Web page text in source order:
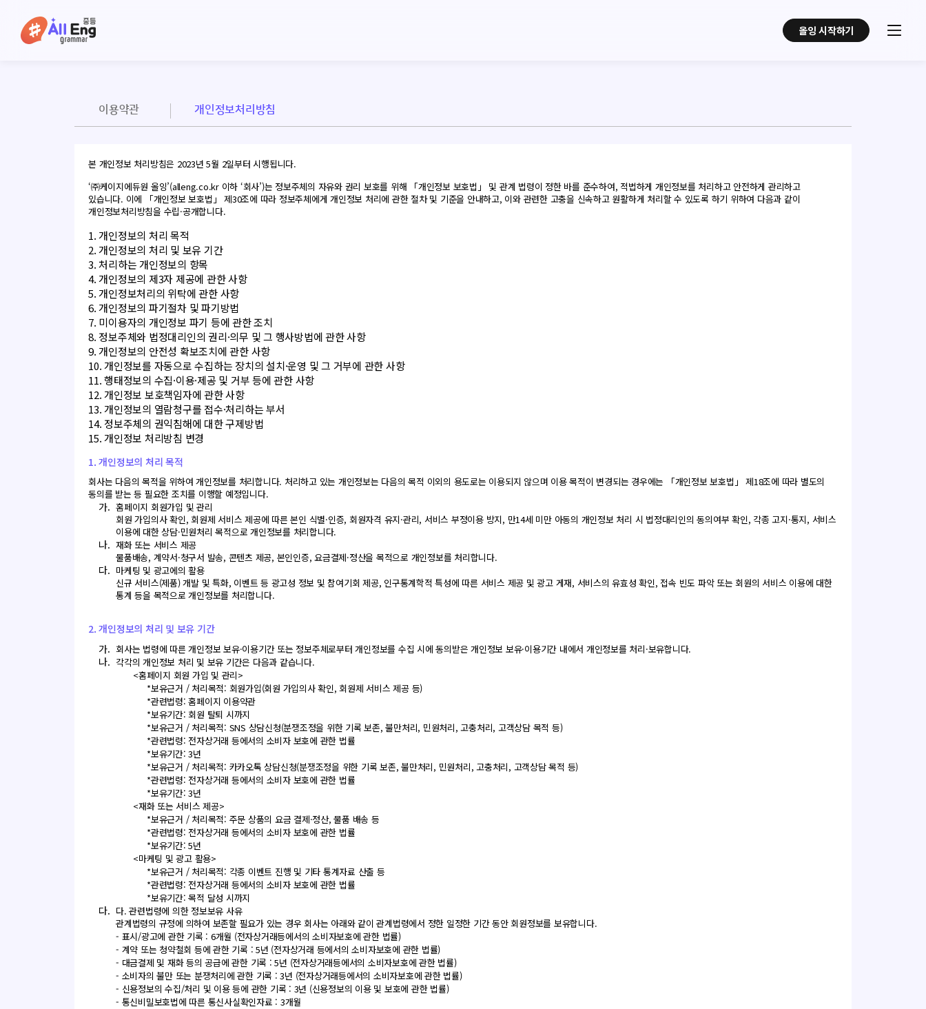
올잉 시작하기
이용약관 개인정보처리방침
본 개인정보 처리방침은 2023년 5월 2일부터 시행됩니다.
‘㈜케이지에듀원 올잉’(alleng.co.kr 이하 ‘회사’)는 정보주체의 자유와 권리 보호를 위해 「개인정보 보호법」 및 관계 법령이 정한 바를 준수하여, 적법하게 개인정보를 처리하고 안전하게 관리하고
있습니다. 이에 「개인정보 보호법」 제30조에 따라 정보주체에게 개인정보 처리에 관한 절차 및 기준을 안내하고, 이와 관련한 고충을 신속하고 원활하게 처리할 수 있도록 하기 위하여 다음과 같이
개인정보처리방침을 수립·공개합니다.
1. 개인정보의 처리 목적
2. 개인정보의 처리 및 보유 기간
3. 처리하는 개인정보의 항목
4. 개인정보의 제3자 제공에 관한 사항
5. 개인정보처리의 위탁에 관한 사항
6. 개인정보의 파기절차 및 파기방법
7. 미이용자의 개인정보 파기 등에 관한 조치
8. 정보주체와 법정대리인의 권리·의무 및 그 행사방법에 관한 사항
9. 개인정보의 안전성 확보조치에 관한 사항
10. 개인정보를 자동으로 수집하는 장치의 설치·운영 및 그 거부에 관한 사항
11. 행태정보의 수집·이용·제공 및 거부 등에 관한 사항
12. 개인정보 보호책임자에 관한 사항
13. 개인정보의 열람청구를 접수·처리하는 부서
14. 정보주체의 권익침해에 대한 구제방법
15. 개인정보 처리방침 변경
1. 개인정보의 처리 목적
회사는 다음의 목적을 위하여 개인정보를 처리합니다. 처리하고 있는 개인정보는 다음의 목적 이외의 용도로는 이용되지 않으며 이용 목적이 변경되는 경우에는 「개인정보 보호법」 제18조에 따라 별도의
동의를 받는 등 필요한 조치를 이행할 예정입니다.
가. 홈페이지 회원가입 및 관리
회원 가입의사 확인, 회원제 서비스 제공에 따른 본인 식별·인증, 회원자격 유지·관리, 서비스 부정이용 방지, 만14세 미만 아동의 개인정보 처리 시 법정대리인의 동의여부 확인, 각종 고지·통지, 서비스
이용에 대한 상담·민원처리 목적으로 개인정보를 처리합니다.
나. 재화 또는 서비스 제공
물품배송, 계약서·청구서 발송, 콘텐츠 제공, 본인인증, 요금결제·정산을 목적으로 개인정보를 처리합니다.
다. 마케팅 및 광고에의 활용
신규 서비스(제품) 개발 및 특화, 이벤트 등 광고성 정보 및 참여기회 제공, 인구통계학적 특성에 따른 서비스 제공 및 광고 게재, 서비스의 유효성 확인, 접속 빈도 파악 또는 회원의 서비스 이용에 대한
통계 등을 목적으로 개인정보를 처리합니다.
2. 개인정보의 처리 및 보유 기간
가. 회사는 법령에 따른 개인정보 보유·이용기간 또는 정보주체로부터 개인정보를 수집 시에 동의받은 개인정보 보유·이용기간 내에서 개인정보를 처리·보유합니다.
나. 각각의 개인정보 처리 및 보유 기간은 다음과 같습니다.
<홈페이지 회원 가입 및 관리>
*보유근거 / 처리목적: 회원가입(회원 가입의사 확인, 회원제 서비스 제공 등)
*관련법령: 홈페이지 이용약관
*보유기간: 회원 탈퇴 시까지
*보유근거 / 처리목적: SNS 상담신청(분쟁조정을 위한 기록 보존, 불만처리, 민원처리, 고충처리, 고객상담 목적 등)
*관련법령: 전자상거래 등에서의 소비자 보호에 관한 법률
*보유기간: 3년
*보유근거 / 처리목적: 카카오톡 상담신청(분쟁조정을 위한 기록 보존, 불만처리, 민원처리, 고충처리, 고객상담 목적 등)
*관련법령: 전자상거래 등에서의 소비자 보호에 관한 법률
*보유기간: 3년
<재화 또는 서비스 제공>
*보유근거 / 처리목적: 주문 상품의 요금 결제·정산, 물품 배송 등
*관련법령: 전자상거래 등에서의 소비자 보호에 관한 법률
*보유기간: 5년
<마케팅 및 광고 활용>
*보유근거 / 처리목적: 각종 이벤트 진행 및 기타 통계자료 산출 등
*관련법령: 전자상거래 등에서의 소비자 보호에 관한 법률
*보유기간: 목적 달성 시까지
다. 다. 관련법령에 의한 정보보유 사유
관계법령의 규정에 의하여 보존할 필요가 있는 경우 회사는 아래와 같이 관계법령에서 정한 일정한 기간 동안 회원정보를 보유합니다.
- 표시/광고에 관한 기록 : 6개월 (전자상거래등에서의 소비자보호에 관한 법률)
- 계약 또는 청약철회 등에 관한 기록 : 5년 (전자상거래 등에서의 소비자보호에 관한 법률)
- 대금결제 및 재화 등의 공급에 관한 기록 : 5년 (전자상거래등에서의 소비자보호에 관한 법률)
- 소비자의 불만 또는 분쟁처리에 관한 기록 : 3년 (전자상거래등에서의 소비자보호에 관한 법률)
- 신용정보의 수집/처리 및 이용 등에 관한 기록 : 3년 (신용정보의 이용 및 보호에 관한 법률)
- 통신비밀보호법에 따른 통신사실확인자료 : 3개월